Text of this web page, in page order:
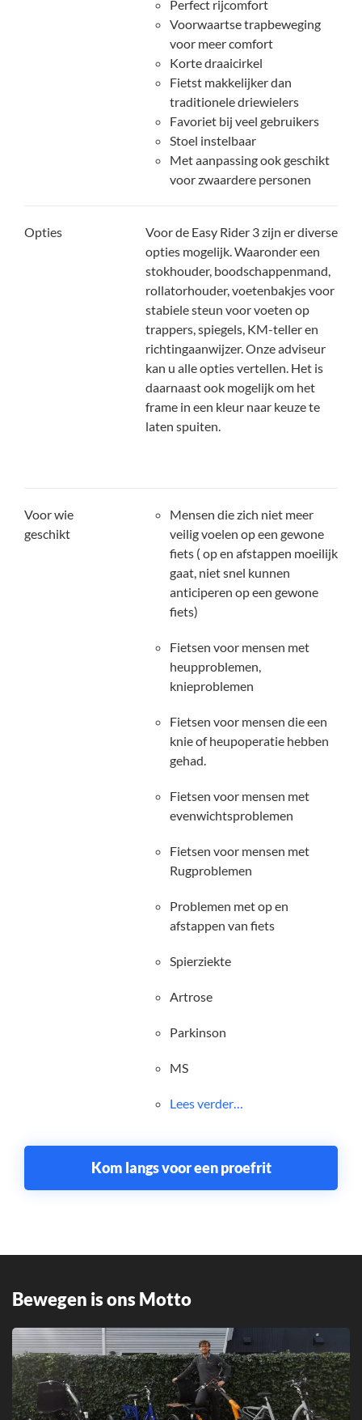
Perfect rijcomfort
Voorwaartse trapbeweging
voor meer comfort
Korte draaicirkel
Fietst makkelijker dan
traditionele driewielers
Favoriet bij veel gebruikers
Stoel instelbaar
Met aanpassing ook geschikt
voor zwaardere personen
Opties
Voor de Easy Rider 3 zijn er diverse
opties mogelijk. Waaronder een
stokhouder, boodschappenmand,
rollatorhouder, voetenbakjes voor
stabiele steun voor voeten op
trappers, spiegels, KM-teller en
richtingaanwijzer. Onze adviseur
kan u alle opties vertellen. Het is
daarnaast ook mogelijk om het
frame in een kleur naar keuze te
laten spuiten.
Voor wie
geschikt
Mensen die zich niet meer
veilig voelen op een gewone
fiets ( op en afstappen moeilijk
gaat, niet snel kunnen
anticiperen op een gewone
fiets)
Fietsen voor mensen met
heupproblemen,
knieproblemen
Fietsen voor mensen die een
knie of heupoperatie hebben
gehad.
Fietsen voor mensen met
evenwichtsproblemen
Fietsen voor mensen met
Rugproblemen
Problemen met op en
afstappen van fiets
Spierziekte
Artrose
Parkinson
MS
Lees verder…
Kom langs voor een proefrit
Bewegen is ons Motto